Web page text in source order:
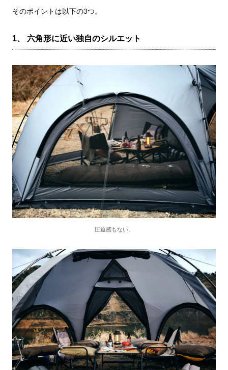
そのポイントは以下の3つ。
1、 六角形に近い独自のシルエット
圧迫感もない。